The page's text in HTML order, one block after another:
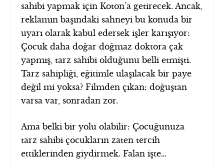
sahibi yapmak için Koton’a getirecek. Ancak,
reklamın başındaki sahneyi bu konuda bir
uyarı olarak kabul edersek işler karışıyor:
Çocuk daha doğar doğmaz doktora çak
yapmış, tarz sahibi olduğunu belli etmişti.
Tarz sahipliği, eğitimle ulaşılacak bir paye
değil mi yoksa? Filmden çıkan: doğuştan
varsa var, sonradan zor.
Ama belki bir yolu olabilir: Çocuğunuza
tarz sahibi çocukların zaten tercih
ettiklerinden giydirmek. Falan işte…